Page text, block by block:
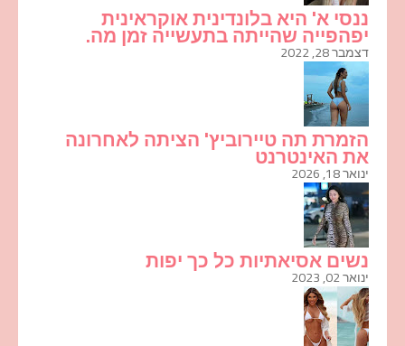
ננסי א' היא בלונדינית אוקראינית
יפהפייה שהייתה בתעשייה זמן מה.
דצמבר 28, 2022
הזמרת תה טיירוביץ' הציתה לאחרונה
את האינטרנט
ינואר 18, 2026
נשים אסיאתיות כל כך יפות
ינואר 02, 2023